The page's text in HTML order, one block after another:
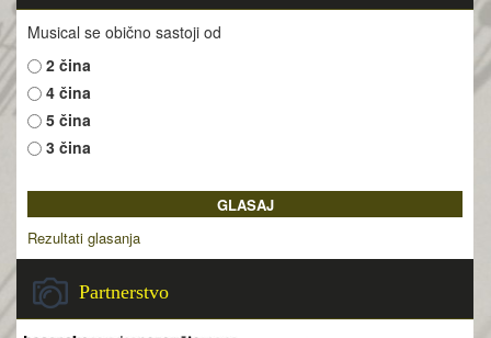
Musical se obično sastoji od
2 čina
4 čina
5 čina
3 čina
Rezultati glasanja
Partnerstvo